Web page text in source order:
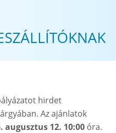
hirdet
Az ajánlatok
augusztus 12. 10:00óra.